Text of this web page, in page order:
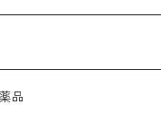
色合い）
）
ク
バンダナ
｜端の始末も綿糸｜タグなし
コンク
収促進剤
のPH調整剤
品